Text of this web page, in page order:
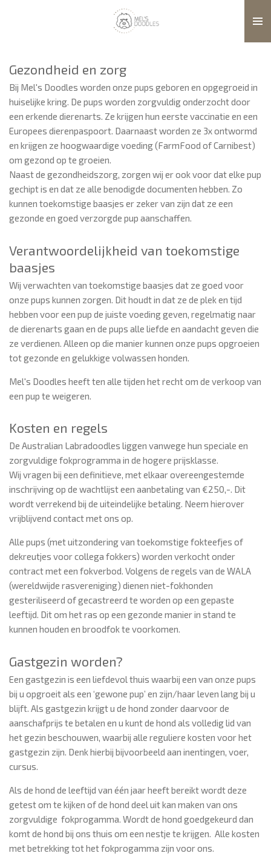
hoofdinhoud
Gezondheid en zorg
Bij Mel's Doodles worden onze pups geboren en opgegroeid in
huiselijke kring. De pups worden zorgvuldig onderzocht door
een erkende dierenarts. Ze krijgen hun eerste vaccinatie en een
Europees dierenpaspoort. Daarnaast worden ze 3x ontwormd
en krijgen ze hoogwaardige voeding (FarmFood of Carnibest)
om gezond op te groeien.
Naast de gezondheidszorg, zorgen wij er ook voor dat elke pup
gechipt is en dat ze alle benodigde documenten hebben. Zo
kunnen toekomstige baasjes er zeker van zijn dat ze een
gezonde en goed verzorgde pup aanschaffen.
Verantwoordelijkheid van toekomstige
baasjes
Wij verwachten van toekomstige baasjes dat ze goed voor
onze pups kunnen zorgen. Dit houdt in dat ze de plek en tijd
hebben voor een pup de juiste voeding geven, regelmatig naar
de dierenarts gaan en de pups alle liefde en aandacht geven die
ze verdienen. Alleen op die manier kunnen onze pups opgroeien
tot gezonde en gelukkige volwassen honden.
Mel's Doodles heeft ten alle tijden het recht om de verkoop van
een pup te weigeren.
Kosten en regels
De Australian Labradoodles liggen vanwege hun speciale en
zorgvuldige fokprogramma in de hogere prijsklasse.
Wij vragen bij een definitieve, met elkaar overeengestemde
inschrijving op de wachtlijst een aanbetaling van €250,-. Dit
wordt verrekend bij de uiteindelijke betaling. Neem hierover
vrijblijvend contact met ons op.
Alle pups (met uitzondering van toekomstige fokteefjes of
dekreutjes voor collega fokkers) worden verkocht onder
contract met een fokverbod. Volgens de regels van de WALA
(wereldwijde rasvereniging) dienen niet-fokhonden
gesteriliseerd of gecastreerd te worden op een gepaste
leeftijd. Dit om het ras op een gezonde manier in stand te
kunnen houden en broodfok te voorkomen.
Gastgezin worden?
Een gastgezin is een liefdevol thuis waarbij een van onze pups
bij u opgroeit als een ‘gewone pup’ en zijn/haar leven lang bij u
blijft. Als gastgezin krijgt u de hond zonder daarvoor de
aanschafprijs te betalen en u kunt de hond als volledig lid van
het gezin beschouwen, waarbij alle reguliere kosten voor het
gastgezin zijn. Denk hierbij bijvoorbeeld aan inentingen, voer,
cursus.
Als de hond de leeftijd van één jaar heeft bereikt wordt deze
getest om te kijken of de hond deel uit kan maken van ons
zorgvuldige fokprogamma. Wordt de hond goedgekeurd dan
komt de hond bij ons thuis om een nestje te krijgen. Alle kosten
met betrekking tot het fokprogamma zijn voor ons.